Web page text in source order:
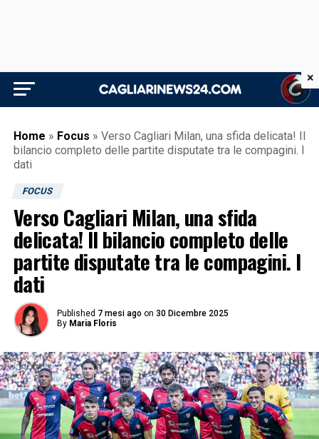
Home » Focus » Verso Cagliari Milan, una sfida delicata! Il
bilancio completo delle partite disputate tra le compagini. I
dati
FOCUS
Verso Cagliari Milan, una sfida
delicata! Il bilancio completo delle
partite disputate tra le compagini. I
dati
Published 7 mesi ago on 30 Dicembre 2025
By Maria Floris
×